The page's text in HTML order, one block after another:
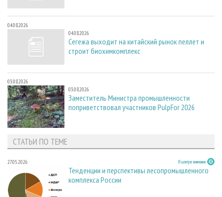
04.08.2026
04.08.2026
Сегежа выходит на китайский рынок пеллет и
строит биохимкомплекс
03.08.2026
03.08.2026
Заместитель Министра промышленности
поприветствовал участников PulpFor 2026
СТАТЬИ ПО ТЕМЕ
27.05.2026 В центре внимания
Тенденции и перспективы лесопромышленного
комплекса России